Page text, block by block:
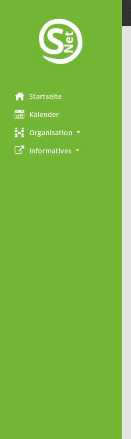
Startseite
Kalender
Organisation
Informatives